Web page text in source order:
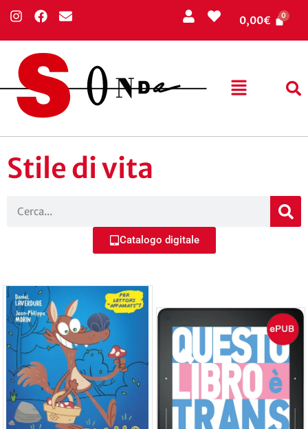
0,00€
Stile di vita
Catalogo digitale